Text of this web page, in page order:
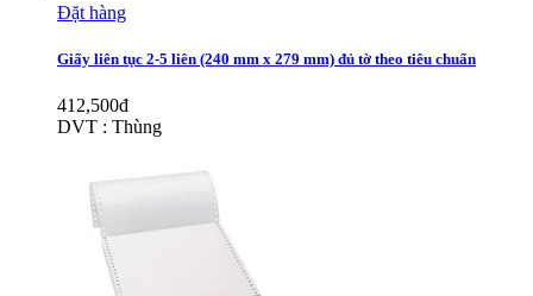
Đặt hàng
Giấy liên tục 2-5 liên (240 mm x 279 mm) đủ tờ theo tiêu chuẩn
412,500đ
DVT : Thùng